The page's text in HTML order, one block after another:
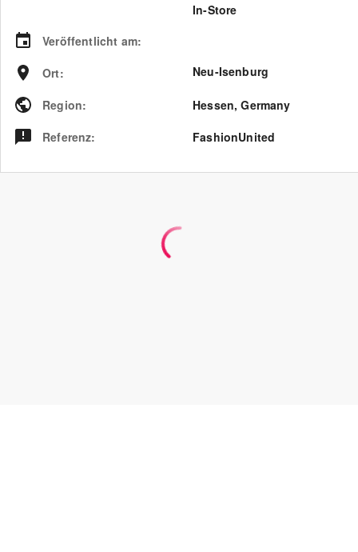
In-Store
Veröffentlicht am:
Ort: Neu-Isenburg
Region: Hessen,Germany
Referenz: FashionUnited